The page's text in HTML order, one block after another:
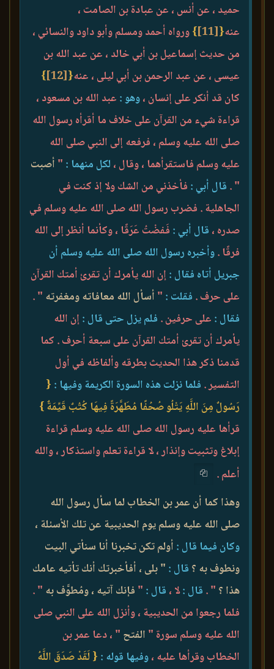
حميد ، عن أنس ، عن عبادة بن الصامت ،
عنه{
[11]
}ورواه أحمد ومسلم وأبو داود والنسائي ،
من حديث إسماعيل بن أبي خالد ، عن عبد الله بن
عيسى ، عن عبد الرحمن بن أبي ليلى ، عنه{
[12]
}
كان قد أنكر على إنسان ،وهو : عبد الله بن مسعود ،
قراءة شيء من القرآن على خلاف ما أقرأه رسول الله
صلى الله عليه وسلم ، فرفعه إلى النبي صلى الله
عليه وسلم فاستقرأهما ، وقال ، لكل منهما : " أصبت
" . قال أبي : فأخذني من الشك ولا إذ كنت في
الجاهلية . فضرب رسول الله صلى الله عليه وسلم في
صدره ، قال أبي : فَفضْتُ عَرَقًا ، وكأنما أنظر إلى الله
فرقًا .وأخبره رسول الله صلى الله عليه وسلم أن
جبريل أتاه فقال :إن الله يأمرك أن تقرئ أمتك القرآن
على حرف . فقلت : " أسأل الله معافاته ومغفرته " .
فقال : على حرفين . فلم يزل حتى قال :إن الله
يأمرك أن تقرئ أمتك القرآن على سبعة أحرف . كما
قدمنا ذكر هذا الحديث بطرقه وألفاظه في أول
التفسير . فلما نزلت هذه السورة الكريمة وفيها : {
رَسُولٌ مِنَ اللَّهِ يَتْلُو صُحُفًا مُطَهَّرَةً فِيهَا كُتُبٌ قَيِّمَةٌ }
قرأها عليه رسول الله صلى الله عليه وسلم قراءة
إبلاغ وتثبيت وإنذار ، لا قراءة تعلم واستذكار ، والله
أعلم .
وهذا كما أن عمر بن الخطاب لما سأل رسول الله
صلى الله عليه وسلم يوم الحديبية عن تلك الأسئلة ،
وكان فيما قال : أولم تكن تخبرنا أنا سنأتي البيت
ونطوف به ؟ قال : " بلى ، أفأخبرتك أنك تأتيه عامك
هذا ؟ " . قال :لا ، قال : " فإنك آتيه ، ومُطوَّف به " .
فلما رجعوا من الحديبية ، وأنزل الله على النبي صلى
الله عليه وسلم سورة " الفتح " ، دعا عمر بن
الخطاب وقرأها عليه ،وفيها قوله : { لَقَدْ صَدَقَ اللَّهُ